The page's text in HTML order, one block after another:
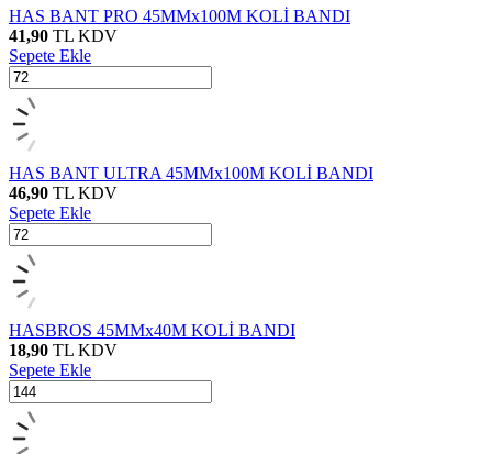
HAS BANT PRO 45MMx100M KOLİ BANDI
41,90 TL KDV
Sepete Ekle
HAS BANT ULTRA 45MMx100M KOLİ BANDI
46,90 TL KDV
Sepete Ekle
HASBROS 45MMx40M KOLİ BANDI
18,90 TL KDV
Sepete Ekle